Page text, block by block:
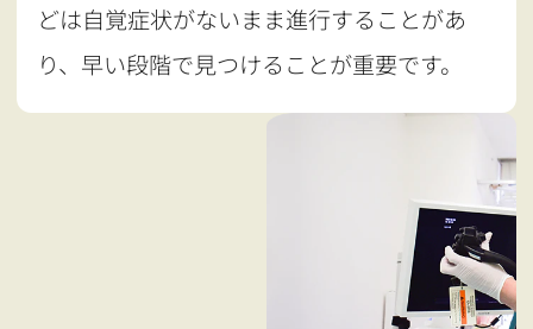
どは自覚症状がないまま進行することがあ
り、早い段階で見つけることが重要です。